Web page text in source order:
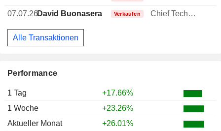
Performance
1 Tag
+17.66%
1 Woche
+23.26%
Aktueller Monat
+26.01%
07.07.26David Buonasera Verkaufen Chief Technology Officer (CTO)
Alle Transaktionen